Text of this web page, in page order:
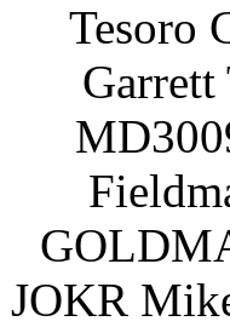
Tesoro
JOKR